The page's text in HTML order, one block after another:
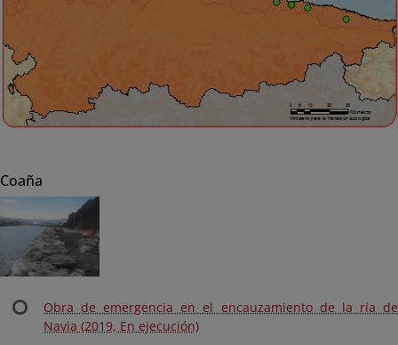
Coaña
Obra de emergencia en el encauzamiento de la ría de
Navia (2019, En ejecución)